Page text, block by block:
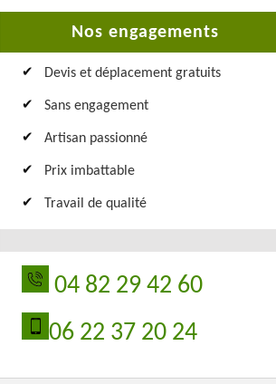
Nos engagements
Devis et déplacement gratuits
Sans engagement
Artisan passionné
Prix imbattable
Travail de qualité
04 82 29 42 60
06 22 37 20 24